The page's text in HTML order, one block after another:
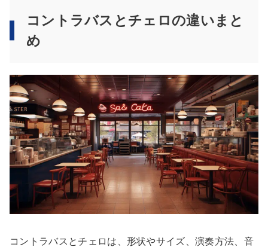
コントラバスとチェロの違いまと
め
コントラバスとチェロは、形状やサイズ、演奏方法、音